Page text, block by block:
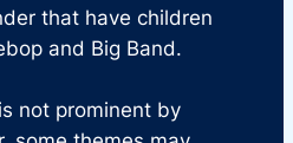
that have children
and Big Band.
not prominent by